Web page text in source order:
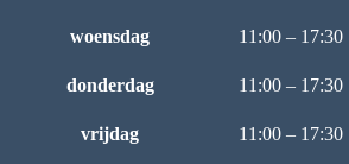
woensdag 11:00 – 17:30
donderdag 11:00 – 17:30
vrijdag 11:00 – 17:30